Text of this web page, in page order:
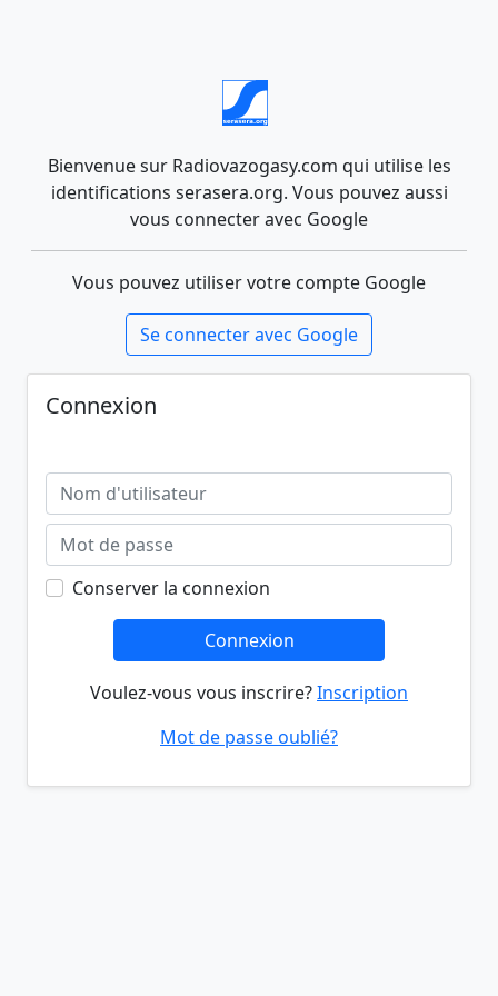
Bienvenue sur Radiovazogasy.com qui utilise les
identifications serasera.org. Vous pouvez aussi
vous connecter avec Google
Vous pouvez utiliser votre compte Google
Se connecter avec Google
Connexion
Conserver la connexion
Connexion
Voulez-vous vous inscrire?Inscription
Mot de passe oublié?